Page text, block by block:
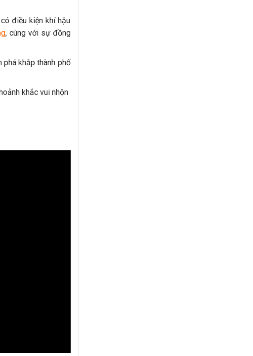
điều kiện khí hậu
, cùng với sự đồng
khắp thành phố
khắc vui nhộn